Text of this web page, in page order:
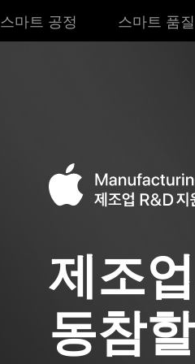
스마트 공정 스마트 품질
제조
동참